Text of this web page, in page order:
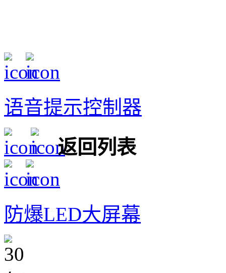
语音提示控制器
返回列表
防爆LED大屏幕